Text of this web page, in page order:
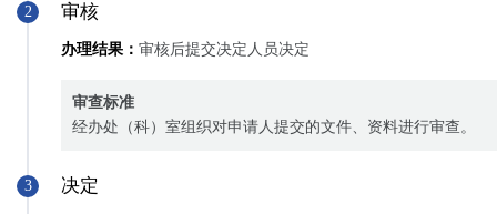
2 审核
办理结果： 审核后提交决定人员决定
审查标准
经办处（科）室组织对申请人提交的文件、资料进行审查。
3 决定